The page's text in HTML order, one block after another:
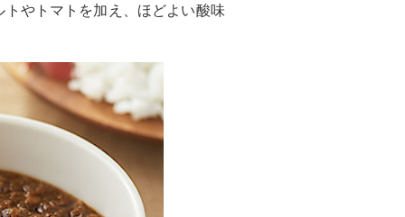
やトマトを加え、ほどよい酸味